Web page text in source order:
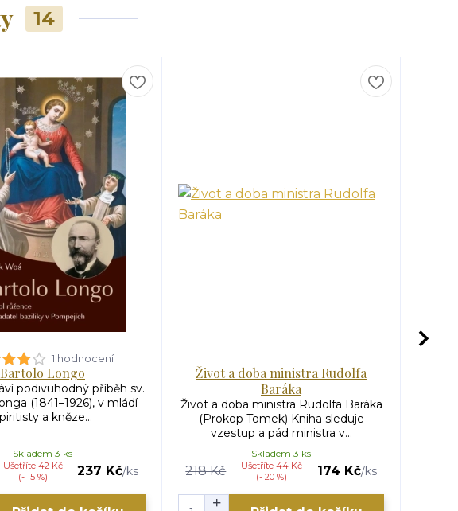
14
1 hodnocení
Bartolo Longo
podivuhodný příběh sv.
(1841–1926), v mládí
a kněze...
Ušetříte 42 Kč
(- 15 %)
237 Kč/ks
Skladem 3 ks
Život a doba ministra Rudolfa
Baráka
Život a doba ministra Rudolfa Baráka
(Prokop Tomek) Kniha sleduje
vzestup a pád ministra v...
218 Kč
Ušetříte 44 Kč
(- 20 %)
174 Kč/ks
Skladem 3 ks